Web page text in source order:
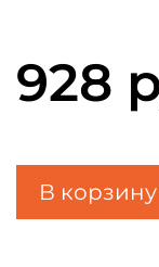
928
В корзину